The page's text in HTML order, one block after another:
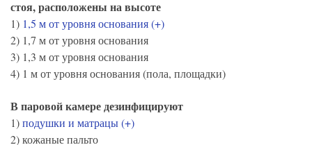
стоя, расположены на высоте
1) 1,5 м от уровня основания (+)
2) 1,7 м от уровня основания
3) 1,3 м от уровня основания
4) 1 м от уровня основания (пола, площадки)
В паровой камере дезинфицируют
1)подушки и матрацы (+)
2) кожаные пальто